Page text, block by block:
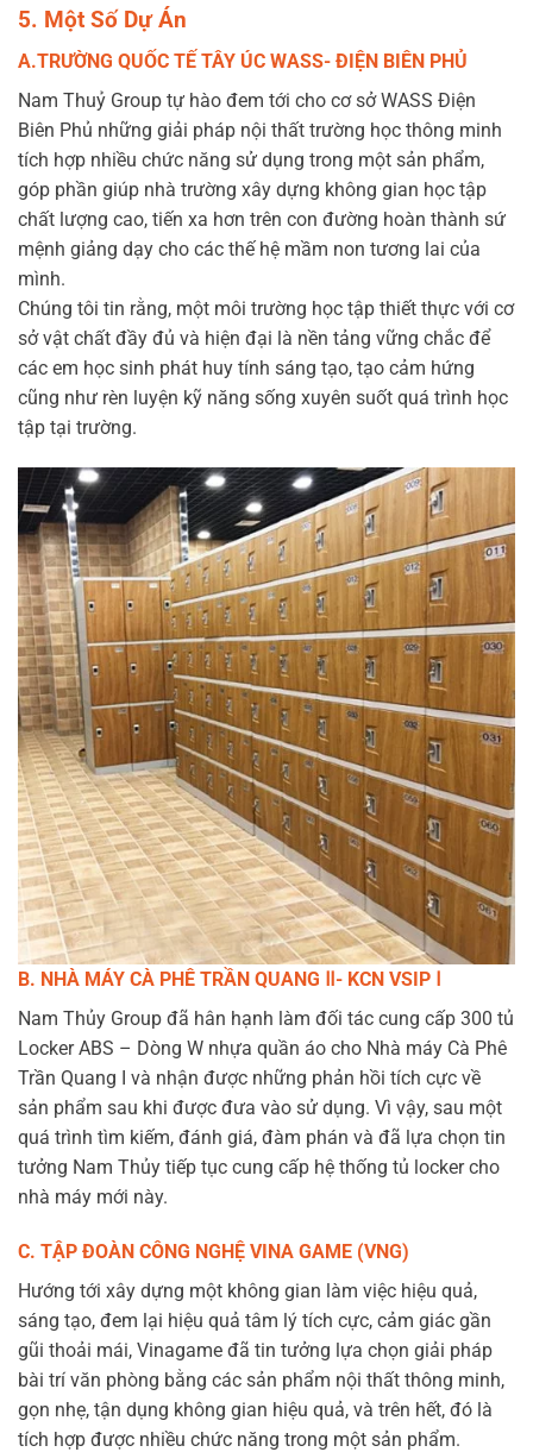
5. Một Số Dự Án
A.TRƯỜNG QUỐC TẾ TÂY ÚC WASS- ĐIỆN BIÊN PHỦ
Nam Thuỷ Group tự hào đem tới cho cơ sở WASS Điện
Biên Phủ những giải pháp nội thất trường học thông minh
tích hợp nhiều chức năng sử dụng trong một sản phẩm,
góp phần giúp nhà trường xây dựng không gian học tập
chất lượng cao, tiến xa hơn trên con đường hoàn thành sứ
mệnh giảng dạy cho các thế hệ mầm non tương lai của
mình.
Chúng tôi tin rằng, một môi trường học tập thiết thực với cơ
sở vật chất đầy đủ và hiện đại là nền tảng vững chắc để
các em học sinh phát huy tính sáng tạo, tạo cảm hứng
cũng như rèn luyện kỹ năng sống xuyên suốt quá trình học
tập tại trường.
B. NHÀ MÁY CÀ PHÊ TRẦN QUANG Ⅱ- KCN VSIP Ⅰ
Nam Thủy Group đã hân hạnh làm đối tác cung cấp 300 tủ
Locker ABS – Dòng W nhựa quần áo cho Nhà máy Cà Phê
Trần Quang I và nhận được những phản hồi tích cực về
sản phẩm sau khi được đưa vào sử dụng. Vì vậy, sau một
quá trình tìm kiếm, đánh giá, đàm phán và đã lựa chọn tin
tưởng Nam Thủy tiếp tục cung cấp hệ thống tủ locker cho
nhà máy mới này.
C. TẬP ĐOÀN CÔNG NGHỆ VINA GAME (VNG)
Hướng tới xây dựng một không gian làm việc hiệu quả,
sáng tạo, đem lại hiệu quả tâm lý tích cực, cảm giác gần
gũi thoải mái, Vinagame đã tin tưởng lựa chọn giải pháp
bài trí văn phòng bằng các sản phẩm nội thất thông minh,
gọn nhẹ, tận dụng không gian hiệu quả, và trên hết, đó là
tích hợp được nhiều chức năng trong một sản phẩm.